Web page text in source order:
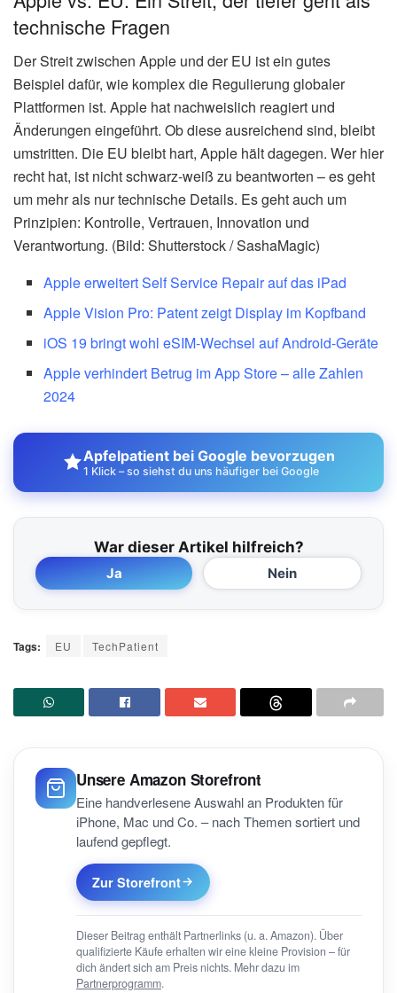
technische Fragen
Der Streit zwischen Apple und der EU ist ein gutes
Beispiel dafür, wie komplex die Regulierung globaler
Plattformen ist. Apple hat nachweislich reagiert und
Änderungen eingeführt. Ob diese ausreichend sind, bleibt
umstritten. Die EU bleibt hart, Apple hält dagegen. Wer hier
recht hat, ist nicht schwarz-weiß zu beantworten – es geht
um mehr als nur technische Details. Es geht auch um
Prinzipien: Kontrolle, Vertrauen, Innovation und
Verantwortung. (Bild: Shutterstock / SashaMagic)
Apple erweitert Self Service Repair auf das iPad
Apple Vision Pro: Patent zeigt Display im Kopfband
iOS 19 bringt wohl eSIM-Wechsel auf Android-Geräte
Apple verhindert Betrug im App Store – alle Zahlen
2024
Apfelpatient bei Google bevorzugen
1 Klick – so siehst du uns häufiger bei Google
War dieser Artikel hilfreich?
Ja Nein
Tags: EU TechPatient
Unsere Amazon Storefront
Eine handverlesene Auswahl an Produkten für
iPhone, Mac und Co. – nach Themen sortiert und
laufend gepflegt.
Zur Storefront
Dieser Beitrag enthält Partnerlinks (u. a. Amazon). Über
qualifizierte Käufe erhalten wir eine kleine Provision – für
dich ändert sich am Preis nichts. Mehr dazu im
Partnerprogramm.